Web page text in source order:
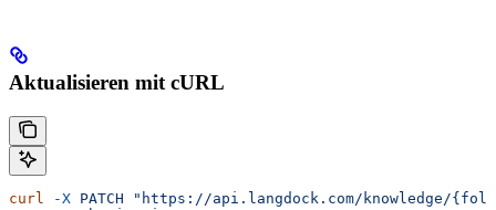
Aktualisieren mit cURL
curl -X PATCH "https://api.langdock.com/knowledge/